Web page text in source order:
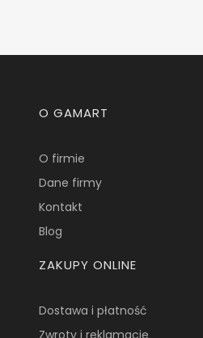
Linki w stopce
O GAMART
O firmie
Dane firmy
Kontakt
Blog
ZAKUPY ONLINE
Dostawa i płatność